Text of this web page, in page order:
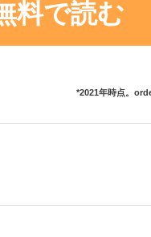
料で読む
*2021年時点。